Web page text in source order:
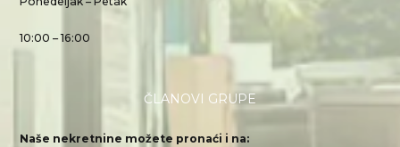
10:00 – 16:00
ČLANOVI GRUPE
Naše nekretnine možete pronaći i na: